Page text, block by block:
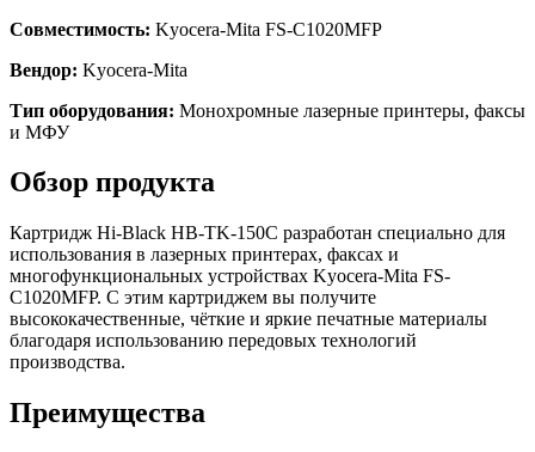
Совместимость: Kyocera-Mita FS-C1020MFP
Вендор: Kyocera-Mita
Тип оборудования: Монохромные лазерные принтеры, факсы
и МФУ
Обзор продукта
Картридж Hi-Black HB-TK-150C разработан специально для
использования в лазерных принтерах, факсах и
многофункциональных устройствах Kyocera-Mita FS-
C1020MFP. С этим картриджем вы получите
высококачественные, чёткие и яркие печатные материалы
благодаря использованию передовых технологий
производства.
Преимущества